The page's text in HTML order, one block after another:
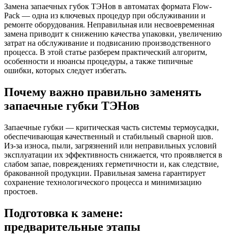
Замена запаечных губок ТЭНов в автоматах формата Flow-
Pack — одна из ключевых процедур при обслуживании и
ремонте оборудования. Неправильная или несвоевременная
замена приводит к снижению качества упаковки, увеличению
затрат на обслуживание и подвисанию производственного
процесса. В этой статье разберем практический алгоритм,
особенности и нюансы процедуры, а также типичные
ошибки, которых следует избегать.
Почему важно правильно заменять
запаечные губки ТЭНов
Запаечные губки — критическая часть системы термоусадки,
обеспечивающая качественный и стабильный сварной шов.
Из-за износа, пыли, загрязнений или неправильных условий
эксплуатации их эффективность снижается, что проявляется в
слабом запае, повреждениях герметичности и, как следствие,
бракованной продукции. Правильная замена гарантирует
сохранение технологического процесса и минимизацию
простоев.
Подготовка к замене:
предварительные этапы